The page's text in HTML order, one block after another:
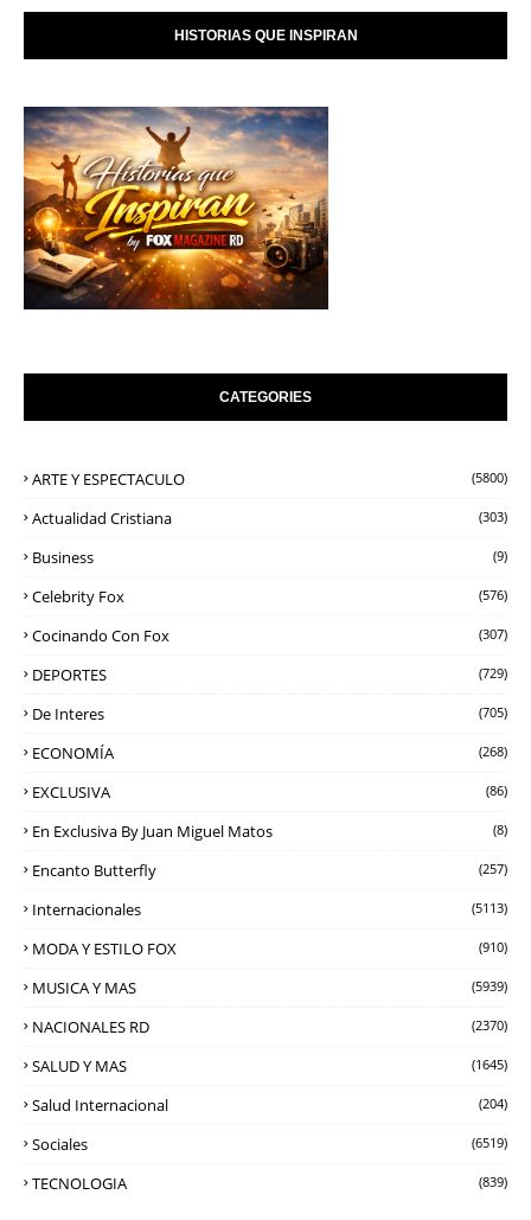
HISTORIAS QUE INSPIRAN
CATEGORIES
ARTE Y ESPECTACULO (5800)
Actualidad Cristiana (303)
Business (9)
Celebrity Fox (576)
Cocinando Con Fox (307)
DEPORTES (729)
De Interes (705)
ECONOMÍA (268)
EXCLUSIVA (86)
En Exclusiva By Juan Miguel Matos (8)
Encanto Butterfly (257)
Internacionales (5113)
MODA Y ESTILO FOX (910)
MUSICA Y MAS (5939)
NACIONALES RD (2370)
SALUD Y MAS (1645)
Salud Internacional (204)
Sociales (6519)
TECNOLOGIA (839)